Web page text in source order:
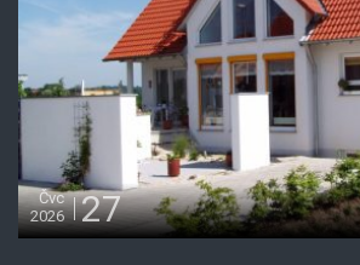
Čvc
2026
27